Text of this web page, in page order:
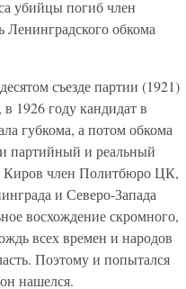
убийцы погиб член
обкома
съезде партии (1921)
1926 году кандидат в
губкома, а потом обкома
партийный и реальный
Киров член Политбюро ЦК,
и Северо-Запада
восхождение скромного,
всех времен и народов
Поэтому и попытался
нашелся.